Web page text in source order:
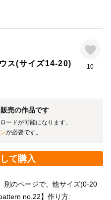
ス(サイズ14-20) 10
売の作品です
ードが可能になります。
が必要です。
て購入
別のページで、他サイズ(0-20
no.22】作り方: